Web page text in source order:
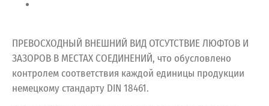
ПРЕВОСХОДНЫЙ ВНЕШНИЙ ВИД ОТСУТСТВИЕ ЛЮФТОВ И
ЗАЗОРОВ В МЕСТАХ СОЕДИНЕНИЙ, что обусловлено
контролем соответствия каждой единицы продукции
немецкому стандарту DIN 18461.